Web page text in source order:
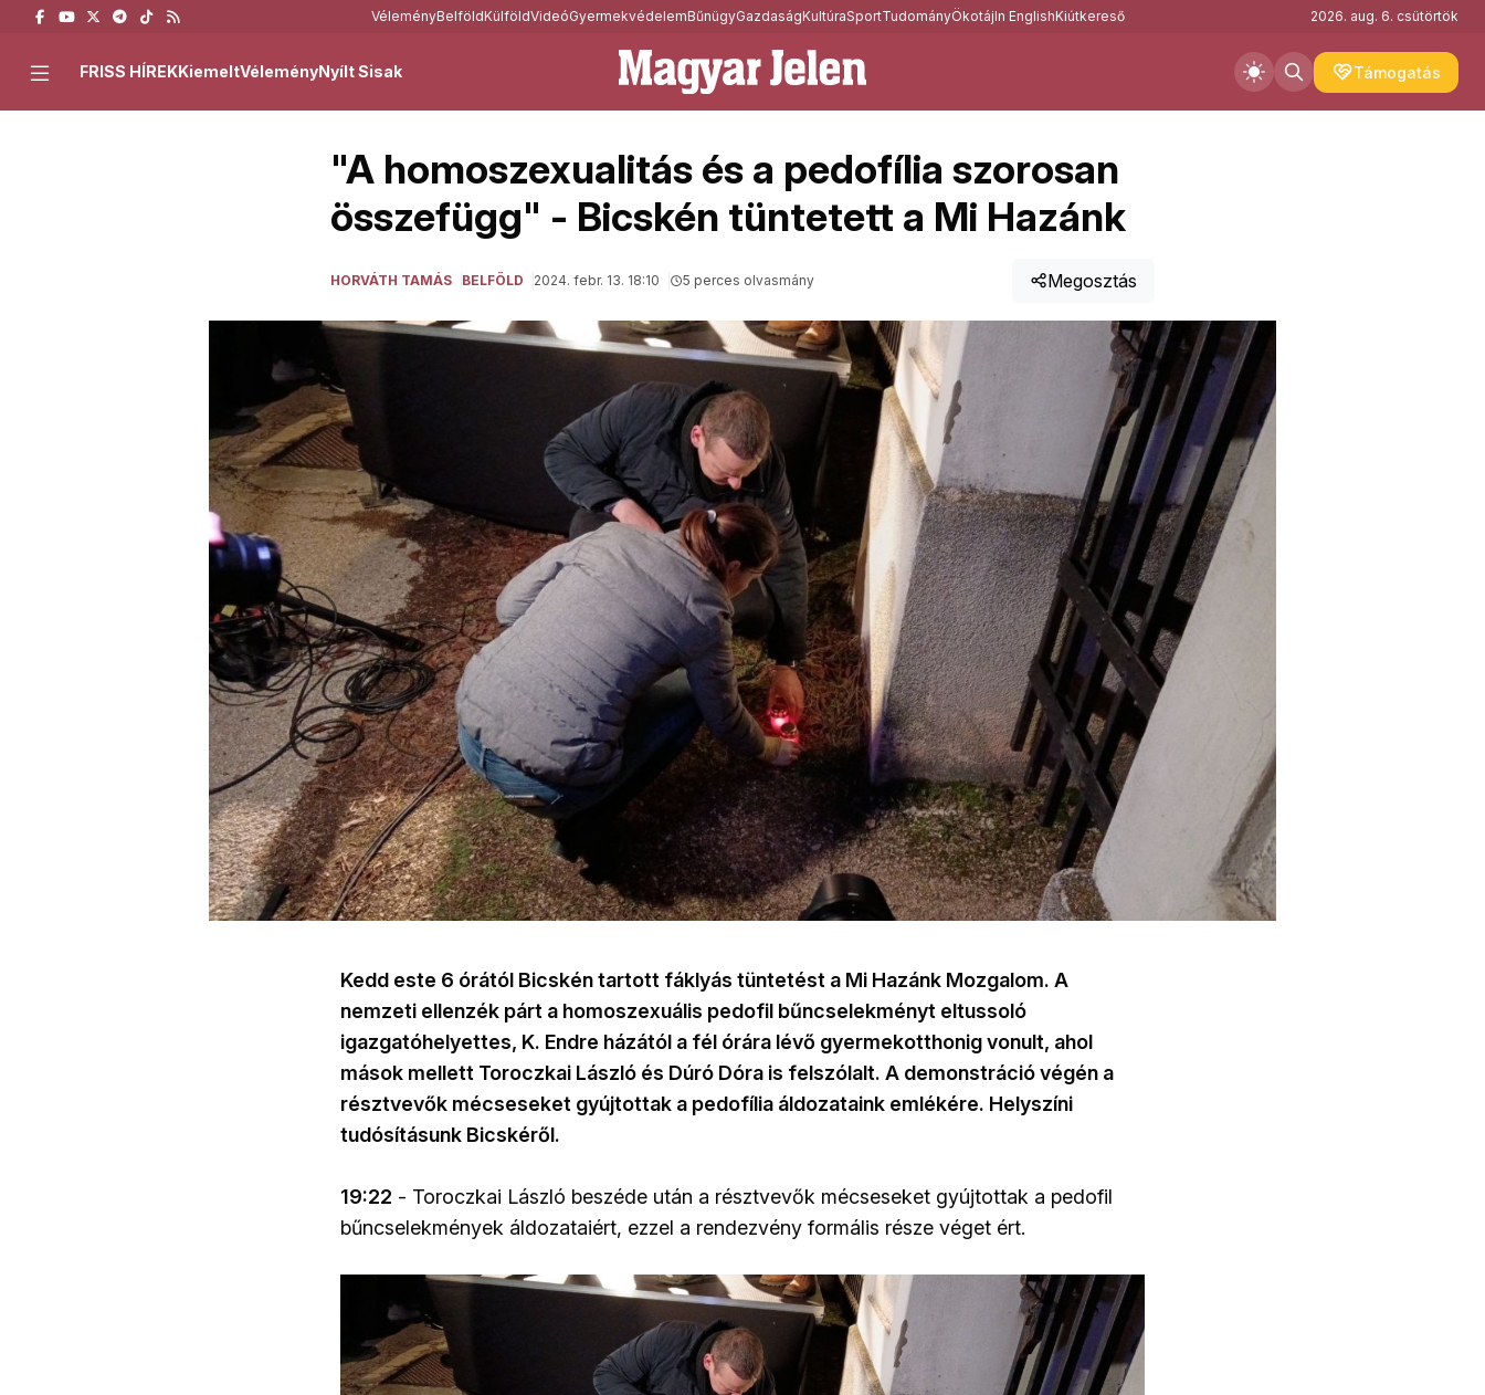
VéleményBelföldKülföldVideóGyermekvédelemBűnügyGazdaságKultúraSportTudományÖkotájIn EnglishKiútkereső 2026. aug. 6. csütörtök
Támogatás
FRISS HÍREKKiemeltVéleményNyílt Sisak
"A homoszexualitás és a pedofília szorosan
összefügg" - Bicskén tüntetett a Mi Hazánk
HORVÁTH TAMÁS BELFÖLD 2024. febr. 13. 18:10 5 perces olvasmány Megosztás
Kedd este 6 órától Bicskén tartott fáklyás tüntetést a Mi Hazánk Mozgalom. A
nemzeti ellenzék párt a homoszexuális pedofil bűncselekményt eltussoló
igazgatóhelyettes, K. Endre házától a fél órára lévő gyermekotthonig vonult, ahol
mások mellett Toroczkai László és Dúró Dóra is felszólalt. A demonstráció végén a
résztvevők mécseseket gyújtottak a pedofília áldozataink emlékére. Helyszíni
tudósításunk Bicskéről.
19:22 - Toroczkai László beszéde után a résztvevők mécseseket gyújtottak a pedofil
bűncselekmények áldozataiért, ezzel a rendezvény formális része véget ért.